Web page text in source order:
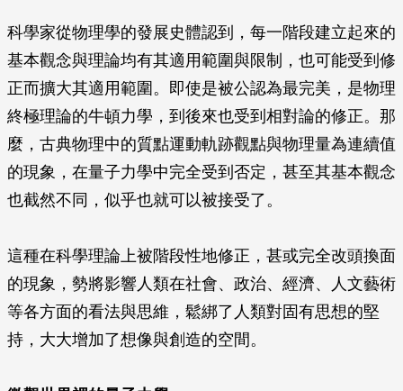
科學家從物理學的發展史體認到，每一階段建立起來的
基本觀念與理論均有其適用範圍與限制，也可能受到修
正而擴大其適用範圍。即使是被公認為最完美，是物理
終極理論的牛頓力學，到後來也受到相對論的修正。那
麼，古典物理中的質點運動軌跡觀點與物理量為連續值
的現象，在量子力學中完全受到否定，甚至其基本觀念
也截然不同，似乎也就可以被接受了。
這種在科學理論上被階段性地修正，甚或完全改頭換面
的現象，勢將影響人類在社會、政治、經濟、人文藝術
等各方面的看法與思維，鬆綁了人類對固有思想的堅
持，大大增加了想像與創造的空間。